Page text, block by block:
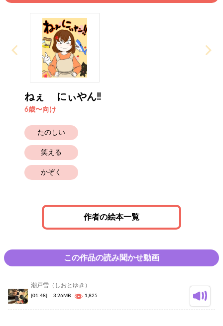
ねぇ にぃやん‼️
6歳〜向け
たのしい
笑える
かぞく
作者の絵本一覧
この作品の読み聞かせ動画
潮戸雪（しおとゆき）
[01:48] 3.26MB 1,825